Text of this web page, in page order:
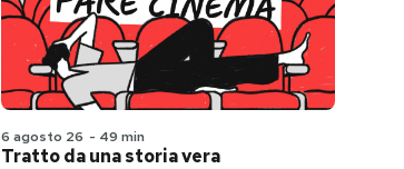
6 agosto 26 - 49 min
Tratto da una storia vera